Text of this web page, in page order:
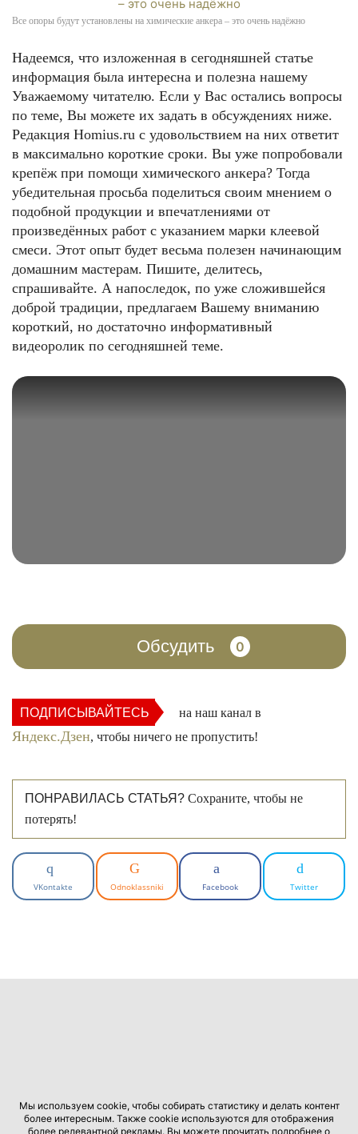
Все опоры будут установлены на химические анкера – это очень надёжно
Надеемся, что изложенная в сегодняшней статье
информация была интересна и полезна нашему
Уважаемому читателю. Если у Вас остались вопросы
по теме, Вы можете их задать в обсуждениях ниже.
Редакция Homius.ru с удовольствием на них ответит
в максимально короткие сроки. Вы уже попробовали
крепёж при помощи химического анкера? Тогда
убедительная просьба поделиться своим мнением о
подобной продукции и впечатлениями от
произведённых работ с указанием марки клеевой
смеси. Этот опыт будет весьма полезен начинающим
домашним мастерам. Пишите, делитесь,
спрашивайте. А напоследок, по уже сложившейся
доброй традиции, предлагаем Вашему вниманию
короткий, но достаточно информативный
видеоролик по сегодняшней теме.
Обсудить 0
ПОДПИСЫВАЙТЕСЬ на наш канал в
Яндекс.Дзен, чтобы ничего не пропустить!
ПОНРАВИЛАСЬ СТАТЬЯ? Сохраните, чтобы не
потерять!
VKontakte Odnoklassniki Facebook Twitter
Мы используем cookie, чтобы собирать статистику и делать контент
более интересным. Также cookie используются для отображения
более релевантной рекламы. Вы можете прочитать подробнее о